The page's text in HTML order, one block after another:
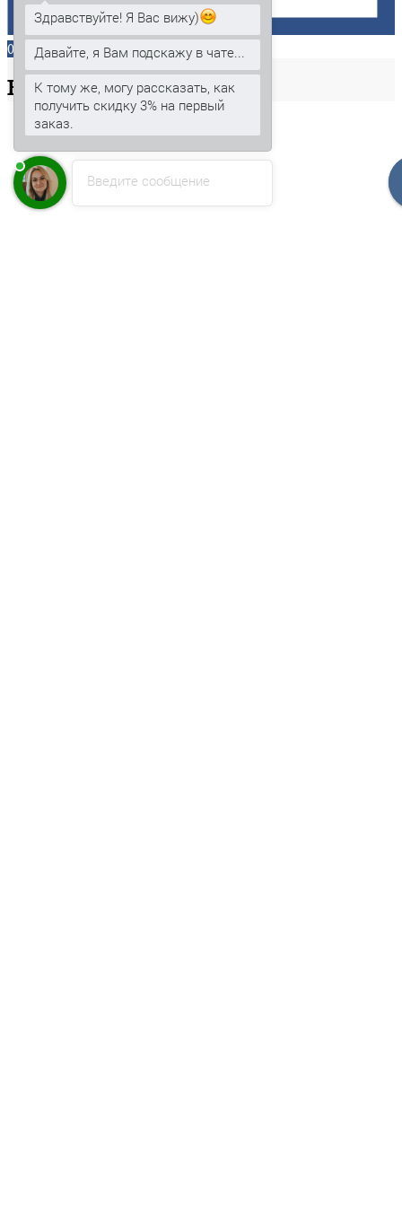
0
Вашакорзина
Введите сообщение
Здравствуйте! Я Вас вижу)
Давайте, я Вам подскажу в чате...
К тому же, могу рассказать, как
получить скидку 3% на первый
заказ.